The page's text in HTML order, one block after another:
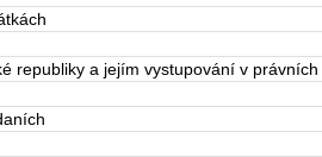
republiky a jejím vystupování v právních